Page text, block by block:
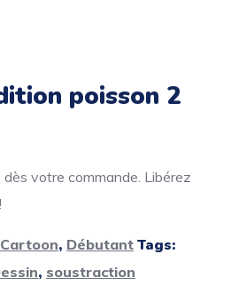
poisson 2
votre commande. Libérez
Cartoon, Débutant Tags:
, soustraction